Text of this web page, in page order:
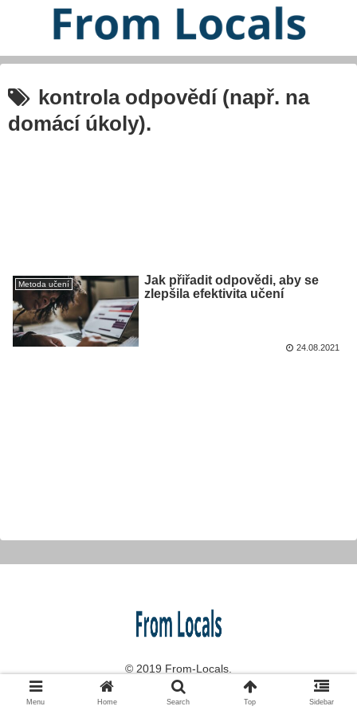
kontrola odpovědí (např. na
domácí úkoly).
Metoda učení
Jak přiřadit odpovědi, aby se
zlepšila efektivita učení
24.08.2021
© 2019 From-Locals.
Menu Home Search Top Sidebar